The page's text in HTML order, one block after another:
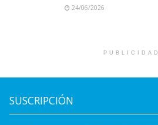
24/06/2026
PUBLICIDAD
SUSCRIPCIÓN